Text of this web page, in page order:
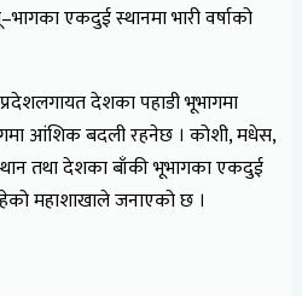
एकदुई स्थानमा भारी वर्षाको
देशका पहाडी भूभागमा
आंशिक बदली रहनेछ । कोशी, मधेस,
तथा देशका बाँकी भूभागका एकदुई
महाशाखाले जनाएको छ ।